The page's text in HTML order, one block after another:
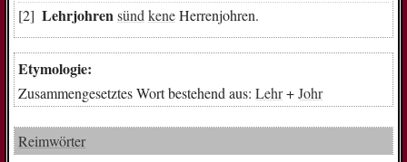
Lehrjohrensünd keneHerrenjohren.
Etymologie:
Zusammengesetztes Wort bestehend aus:Lehr+Johr
Reimwörter